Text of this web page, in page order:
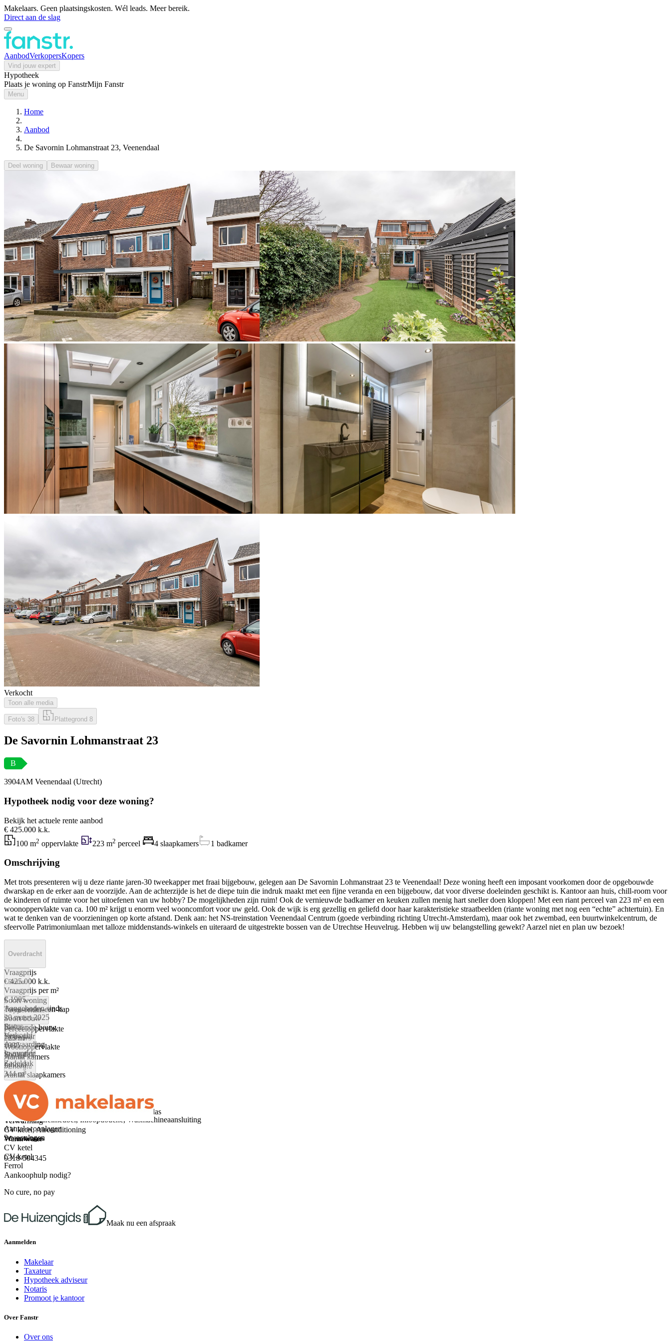
Makelaars. Geen plaatsingskosten. Wél leads. Meer bereik.
Direct aan de slag
AanbodVerkopersKopers
Vind jouw expert
Hypotheek
Plaats je woning op FanstrMijn Fanstr
Menu
Home
Aanbod
De Savornin Lohmanstraat 23, Veenendaal
Deel woning Bewaar woning
Verkocht
Toon alle media
Foto's 38 Plattegrond 8
De Savornin Lohmanstraat 23
B
3904AM Veenendaal (Utrecht)
Hypotheek nodig voor deze woning?
Bekijk het actuele rente aanbod
€ 425.000 k.k.
100 m2 oppervlakte 223 m2 perceel 4 slaapkamers 1 badkamer
Omschrijving
Met trots presenteren wij u deze riante jaren-30 tweekapper met fraai bijgebouw, gelegen aan De Savornin Lohmanstraat 23 te Veenendaal! Deze woning heeft een imposant voorkomen door de opgebouwde
dwarskap en de erker aan de voorzijde. Aan de achterzijde is het de diepe tuin die indruk maakt met een fijne veranda en een bijgebouw, dat voor diverse doeleinden geschikt is. Kantoor aan huis, chill-room voor
de kinderen of ruimte voor het uitoefenen van uw hobby? De mogelijkheden zijn ruim! Ook de vernieuwde badkamer en keuken zullen menig hart sneller doen kloppen! Met een riant perceel van 223 m² en een
woonoppervlakte van ca. 100 m² krijgt u enorm veel wooncomfort voor uw geld. Ook de wijk is erg gezellig en geliefd door haar karakteristieke straatbeelden (riante woning met nog een “echte” achtertuin). En
wat te denken van de voorzieningen op korte afstand. Denk aan: het NS-treinstation Veenendaal Centrum (goede verbinding richting Utrecht-Amsterdam), maar ook het zwembad, een buurtwinkelcentrum, de
sfeervolle Patrimoniumlaan met talloze middenstands-winkels en uiteraard de uitgestrekte bossen van de Utrechtse Heuvelrug. Hebben wij uw belangstelling gewekt? Aarzel niet en plan uw bezoek!
Overdracht
Vraagprijs
€ 425.000 k.k.
Vraagprijs per m²
€ 1905,-
Aangeboden sinds
20 maart 2025
Status
Verkocht
Aanvaarding
In overleg
Bouw
Soort woning
Twee-onder-een-kap
Soort bouw
Bestaande bouw
Bouwjaar
1935
Soort dak
Zadeldak
Oppervlakte
Perceeloppervlakte
223 m²
Woonoppervlakte
100 m²
Inhoud
344 m³
Kamers
Aantal kamers
5
Aantal slaapkamers
Aantal badkamers
1 badkamer en 1 apart toilet
Badkamervoorzieningen
Toilet, Wastafelmeubel, Inloopdouche, Wasmachineaansluiting
Aantal woonlagen
3 woonlagen
Energie
Energielabel
B
Isolatie
Dakisolatie, Dubbel glas, Gedeeltelijk dubbel glas
Verwarming
CV ketel, Airconditioning
Warm water
CV ketel
CV-ketel
Ferrol
VC makelaars
0318-504345
Aankoophulp nodig?
No cure, no pay
Maak nu een afspraak
Aanmelden
Makelaar
Taxateur
Hypotheek adviseur
Notaris
Promoot je kantoor
Over Fanstr
Over ons